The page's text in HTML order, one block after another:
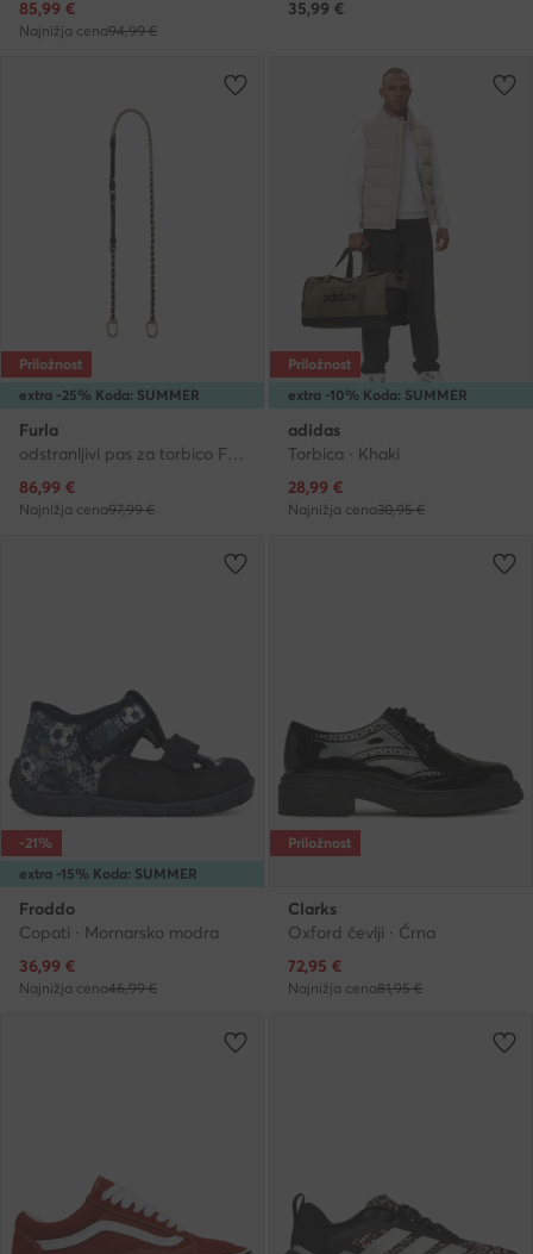
Trenutna cena
85,99 €
Najnižja cena94,99 €
35,99 €
extra -25% Koda: SUMMER
Priložnost
Furla
odstranljivi pas za torbico Fiona Chain Shoulder Strap WK00426 BX4091 CN O6000 Črna
Trenutna cena
86,99 €
Najnižja cena97,99 €
extra -10% Koda: SUMMER
Priložnost
adidas
Torbica · Khaki
Trenutna cena
28,99 €
Najnižja cena30,95 €
extra -15% Koda: SUMMER
-21%
Froddo
Copati · Mornarsko modra
Trenutna cena
36,99 €
Najnižja cena46,99 €
Priložnost
Clarks
Oxford čevlji · Črna
Trenutna cena
72,95 €
Najnižja cena81,95 €